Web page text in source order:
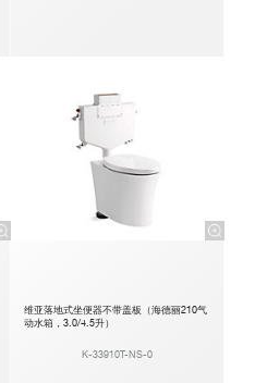
维亚落地式坐便器不带盖板（海德丽210气
动水箱，3.0/4.5升）
K-33910T-NS-0